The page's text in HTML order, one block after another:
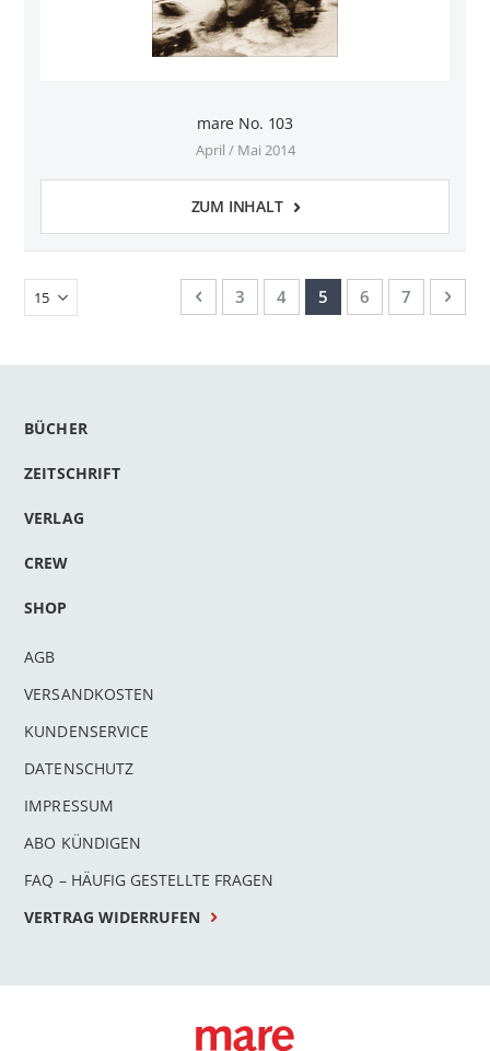
mare No. 103
April / Mai 2014
ZUM INHALT
SeiteSeite
ZurückSeite
3 Seite
4 Sie lesen gerade Seite
5 Seite
6 Seite
7 Seite
BÜCHER
ZEITSCHRIFT
VERLAG
CREW
SHOP
AGB
VERSANDKOSTEN
KUNDENSERVICE
DATENSCHUTZ
IMPRESSUM
ABO KÜNDIGEN
FAQ – HÄUFIG GESTELLTE FRAGEN
VERTRAG WIDERRUFEN